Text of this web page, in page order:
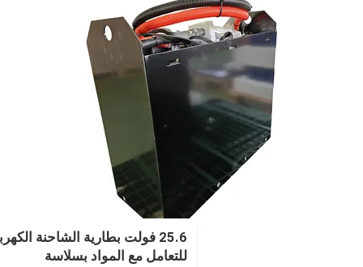
25.6 فولت بطارية الشاحنة
للتعامل مع المواد بسلاسة